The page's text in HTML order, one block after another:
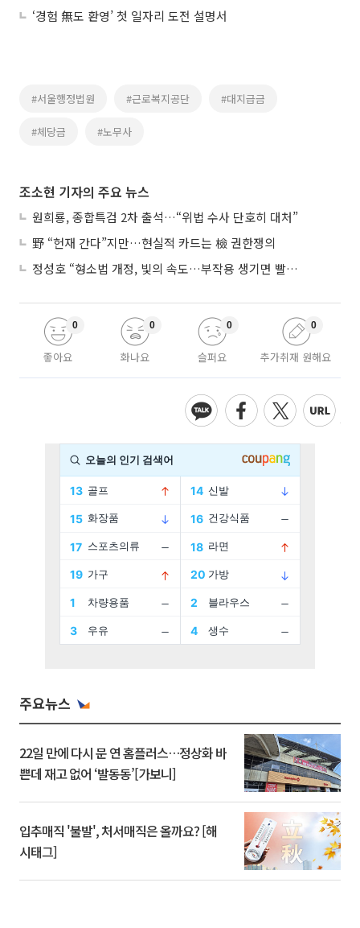
‘경험 無도 환영’ 첫 일자리 도전 설명서
#서울행정법원 #근로복지공단 #대지급금
#체당금 #노무사
조소현 기자의 주요 뉴스
원희룡, 종합특검 2차 출석…“위법 수사 단호히 대처”
野 “헌재 간다”지만…현실적 카드는 檢 권한쟁의
정성호 “형소법 개정, 빛의 속도…부작용 생기면 빨리 고쳐야”
좋아요
0
화나요
0
슬퍼요
0
추가취재 원해요
0
주요뉴스
22일 만에 다시 문 연 홈플러스…정상화 바
쁜데 재고 없어 ‘발동동’[가보니]
입추매직 '불발', 처서매직은 올까요? [해
시태그]